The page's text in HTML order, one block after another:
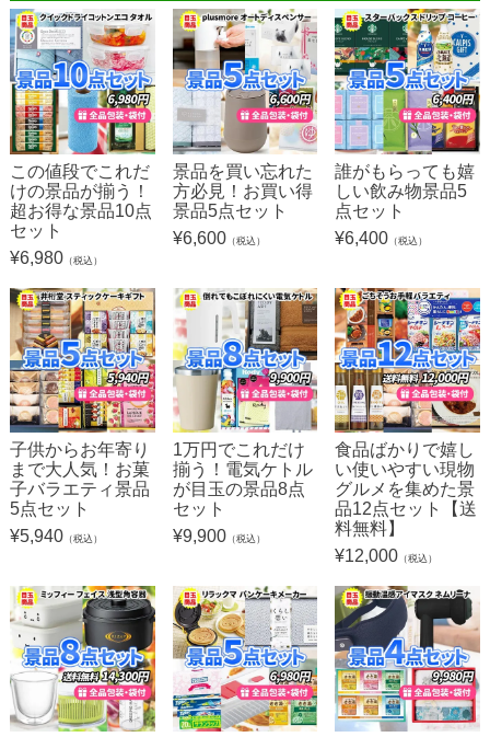
この値段でこれだ
けの景品が揃う！
超お得な景品10点
セット
¥6,980（税込）
景品を買い忘れた
方必見！お買い得
景品5点セット
¥6,600（税込）
誰がもらっても嬉
しい飲み物景品5
点セット
¥6,400 （税込）
子供からお年寄り
まで大人気！お菓
子バラエティ景品
5点セット
¥5,940（税込）
1万円でこれだけ
揃う！電気ケトル
が目玉の景品8点
セット
¥9,900（税込）
食品ばかりで嬉し
い使いやすい現物
グルメを集めた景
品12点セット【送
料無料】
¥12,000 （税込）